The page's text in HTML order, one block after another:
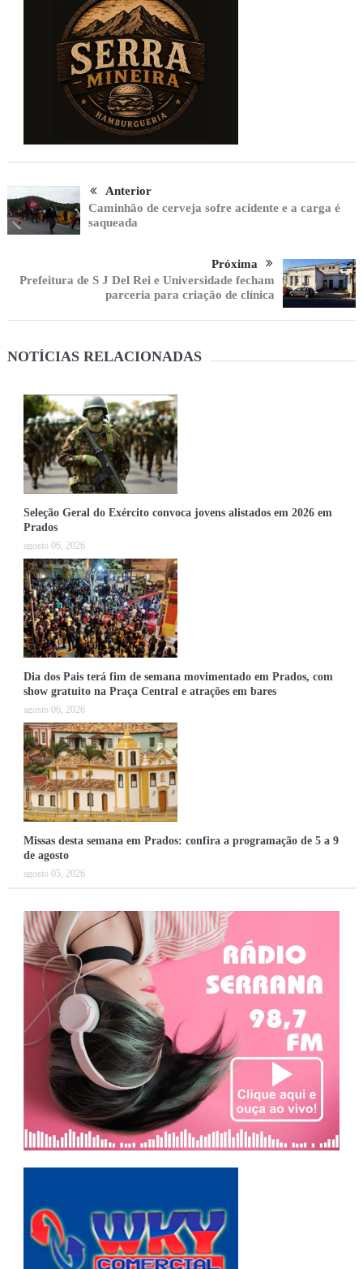
Anterior
Caminhão de cerveja sofre acidente e a carga é
saqueada
Próxima
Prefeitura de S J Del Rei e Universidade fecham
parceria para criação de clínica
NOTÍCIAS RELACIONADAS
Seleção Geral do Exército convoca jovens alistados em 2026 em
Prados
agosto 06, 2026
Dia dos Pais terá fim de semana movimentado em Prados, com
show gratuito na Praça Central e atrações em bares
agosto 06, 2026
Missas desta semana em Prados: confira a programação de 5 a 9
de agosto
agosto 05, 2026